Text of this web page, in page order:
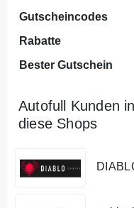
Gutscheincodes
Rabatte
Bester Gutschein
Autofull Kunden
diese Shops